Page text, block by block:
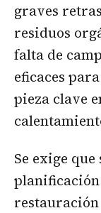
graves
residuos
falta de
eficaces
pieza clave
Se exige
restauración